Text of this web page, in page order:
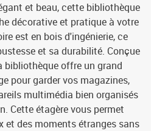
et beau, cette bibliothèque
décorative et pratique à votre
est en bois d'ingénierie, ce
et sa durabilité. Conçue
bibliothèque offre un grand
pour garder vos magazines,
multimédia bien organisés
Cette étagère vous permet
et des moments étranges sans